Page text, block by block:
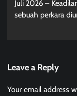
Juli 2026 –
sebuah perkara
Leave a Reply
Your email address